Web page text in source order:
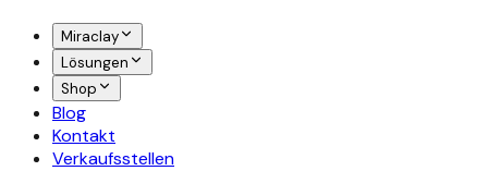
Miraclay
Lösungen
Shop
Blog
Kontakt
Verkaufsstellen